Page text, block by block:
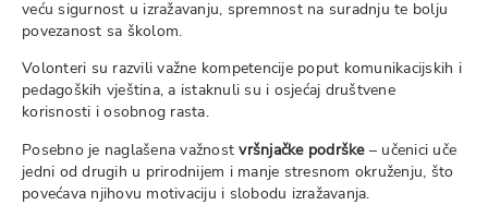
veću sigurnost u izražavanju, spremnost na suradnju te bolju
povezanost sa školom.
Volonteri su razvili važne kompetencije poput komunikacijskih i
pedagoških vještina, a istaknuli su i osjećaj društvene
korisnosti i osobnog rasta.
Posebno je naglašena važnostvršnjačke podrške– učenici uče
jedni od drugih u prirodnijem i manje stresnom okruženju, što
povećava njihovu motivaciju i slobodu izražavanja.